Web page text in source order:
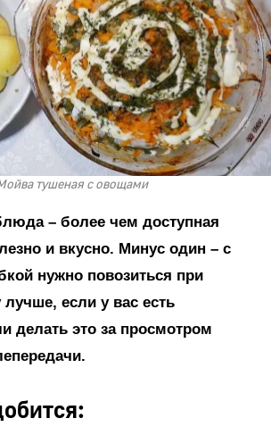
тушеная с овощами
– более чем доступная
и вкусно. Минус один – с
нужно повозиться при
лучше, если у вас есть
делать это за просмотром